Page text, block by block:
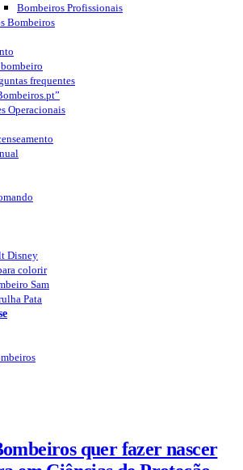
Bombeiros Profissionais
Bombeiros
bombeiro
frequentes
Operacionais
Disney
colorir
Sam
Pata
quer fazer nascer